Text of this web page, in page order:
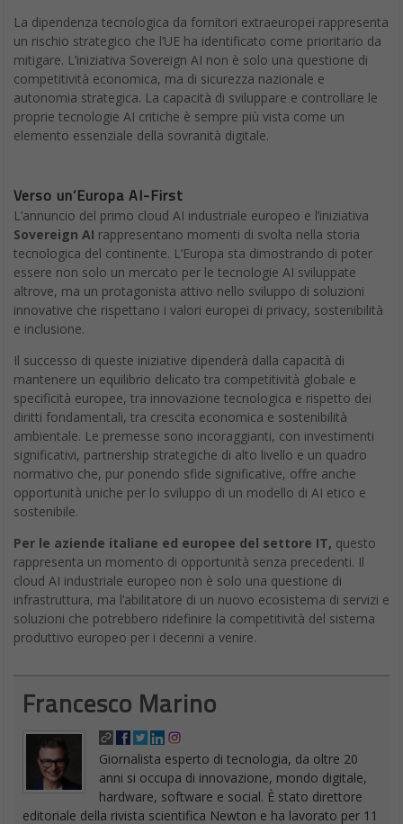
La dipendenza tecnologica da fornitori extraeuropei rappresenta
un rischio strategico che l’UE ha identificato come prioritario da
mitigare. L’iniziativa Sovereign AI non è solo una questione di
competitività economica, ma di sicurezza nazionale e
autonomia strategica. La capacità di sviluppare e controllare le
proprie tecnologie AI critiche è sempre più vista come un
elemento essenziale della sovranità digitale.
Verso un’Europa AI-First
L’annuncio del primo cloud AI industriale europeo e l’iniziativa
Sovereign AI rappresentano momenti di svolta nella storia
tecnologica del continente. L’Europa sta dimostrando di poter
essere non solo un mercato per le tecnologie AI sviluppate
altrove, ma un protagonista attivo nello sviluppo di soluzioni
innovative che rispettano i valori europei di privacy, sostenibilità
e inclusione.
Il successo di queste iniziative dipenderà dalla capacità di
mantenere un equilibrio delicato tra competitività globale e
specificità europee, tra innovazione tecnologica e rispetto dei
diritti fondamentali, tra crescita economica e sostenibilità
ambientale. Le premesse sono incoraggianti, con investimenti
significativi, partnership strategiche di alto livello e un quadro
normativo che, pur ponendo sfide significative, offre anche
opportunità uniche per lo sviluppo di un modello di AI etico e
sostenibile.
Per le aziende italiane ed europee del settore IT, questo
rappresenta un momento di opportunità senza precedenti. Il
cloud AI industriale europeo non è solo una questione di
infrastruttura, ma l’abilitatore di un nuovo ecosistema di servizi e
soluzioni che potrebbero ridefinire la competitività del sistema
produttivo europeo per i decenni a venire.
Francesco Marino
Giornalista esperto di tecnologia, da oltre 20
anni si occupa di innovazione, mondo digitale,
hardware, software e social. È stato direttore
editoriale della rivista scientifica Newton e ha lavorato per 11